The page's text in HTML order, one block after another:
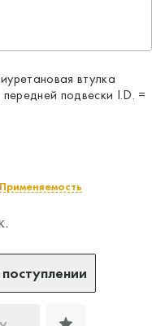
втулка
подвески I.D. =
Применяемость